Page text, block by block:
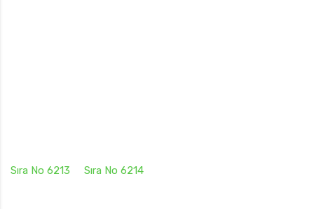
Sıra No 6213 Sıra No 6214